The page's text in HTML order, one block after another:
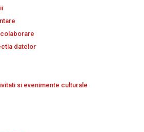
datelor
si evenimente culturale